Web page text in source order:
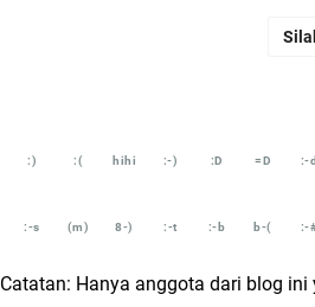
:) :( hihi :-) :D =D :-d
:-s (m) 8-) :-t :-b b-( :-
Catatan: Hanya anggota dari blog